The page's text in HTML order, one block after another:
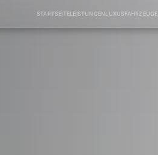
STARTSEITELEISTUNGENLUXUSFAHRZEUGE